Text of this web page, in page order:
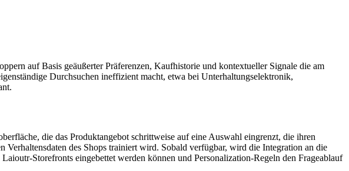
auf Basis geäußerter Präferenzen, Kaufhistorie und kontextueller Signale die am
Durchsuchen ineffizient macht, etwa bei Unterhaltungselektronik,
die das Produktangebot schrittweise auf eine Auswahl eingrenzt, die ihren
des Shops trainiert wird. Sobald verfügbar, wird die Integration an die
Storefronts eingebettet werden können und Personalization-Regeln den Frageablauf